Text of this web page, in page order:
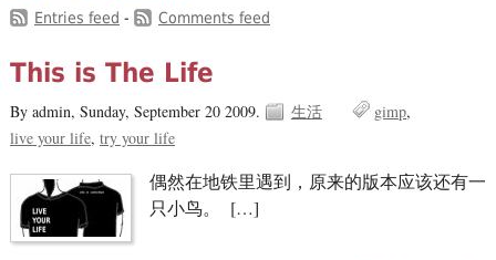
Entries feed - Comments feed
This is The Life
By admin, Sunday, September 20 2009. 生活
gimp
live your life try your life
偶然在地铁里遇到，原来的版本应该还有一
只小鸟。 […]